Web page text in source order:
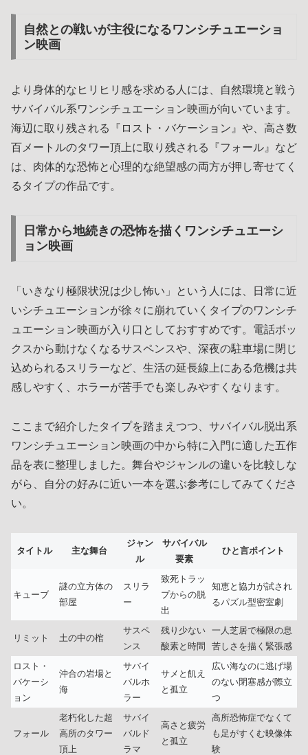
自然との戦いが主役になるワンシチュエーショ
ン映画
より身体的なヒリヒリ感を求める人には、自然環境と戦う
サバイバル系ワンシチュエーション映画が向いています。
海辺に取り残される『ロスト・バケーション』や、高さ数
百メートルのタワー頂上に取り残される『フォール』など
は、肉体的な恐怖と心理的な絶望感の両方が押し寄せてく
るタイプの作品です。
日常から地続きの恐怖を描くワンシチュエーシ
ョン映画
「いきなり極限状況は少し怖い」という人には、日常に近
いシチュエーションが徐々に崩れていくタイプのワンシチ
ュエーション映画が入り口としておすすめです。電話ボッ
クスから動けなくなるサスペンスや、深夜の駐車場に閉じ
込められるスリラーなど、生活の延長線上にある危機は共
感しやすく、ホラーが苦手でも楽しみやすくなります。
ここまで紹介したタイプを踏まえつつ、サバイバル脱出系
ワンシチュエーション映画の中から特に入門に適した五作
品を表に整理しました。舞台やジャンルの違いを比較しな
がら、自分の好みに近い一本を選ぶ参考にしてみてくださ
い。
タイトル 主な舞台
ジャン
ル
サバイバル
要素
ひと言ポイント
キューブ
謎の立方体の
部屋
スリラ
ー
致死トラッ
プからの脱
出
知恵と協力が試され
るパズル型密室劇
リミット 土の中の棺
サスペ
ンス
残り少ない
酸素と時間
一人芝居で極限の息
苦しさを描く緊張感
ロスト・
バケーシ
ョン
沖合の岩場と
海
サバイ
バルホ
ラー
サメと飢え
と孤立
広い海なのに逃げ場
のない閉塞感が際立
つ
フォール
老朽化した超
高所のタワー
頂上
サバイ
バルド
ラマ
高さと疲労
と孤立
高所恐怖症でなくて
も足がすくむ映像体
験